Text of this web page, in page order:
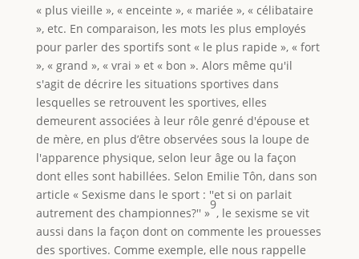
« plus vieille », « enceinte », « mariée », « célibataire
», etc. En comparaison, les mots les plus employés
pour parler des sportifs sont « le plus rapide », « fort
», « grand », « vrai » et « bon ». Alors même qu'il
s'agit de décrire les situations sportives dans
lesquelles se retrouvent les sportives, elles
demeurent associées à leur rôle genré d'épouse et
de mère, en plus d’être observées sous la loupe de
l'apparence physique, selon leur âge ou la façon
dont elles sont habillées. Selon Emilie Tôn, dans son
article « Sexisme dans le sport : ''et si on parlait
autrement des championnes?'' »
9
, le sexisme se vit
aussi dans la façon dont on commente les prouesses
des sportives. Comme exemple, elle nous rappelle